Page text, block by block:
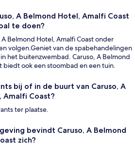
A Belmond Hotel, Amalfi Coast
te doen?
Belmond Hotel, Amalfi Coast onder
volgen.Geniet van de spabehandelingen
het buitenzwembad. Caruso, A Belmond
biedt ook een stoombad en een tuin.
bij of in de buurt van Caruso, A
Amalfi Coast?
ter plaatse.
bevindt Caruso, A Belmond
zich?